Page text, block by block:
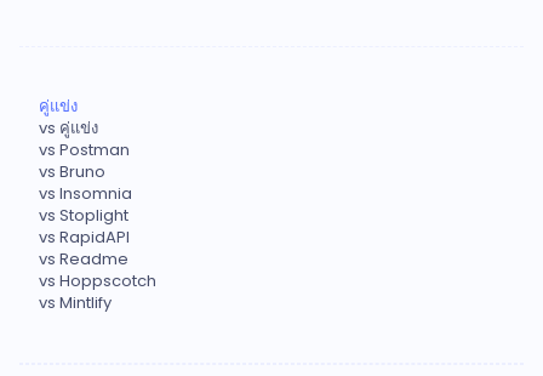
คู่แข่ง
vs คู่แข่ง
vs Postman
vs Bruno
vs Insomnia
vs Stoplight
vs RapidAPI
vs Readme
vs Hoppscotch
vs Mintlify